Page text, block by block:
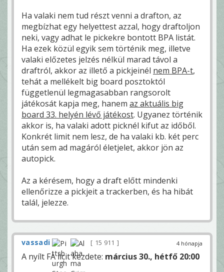
Ha valaki nem tud részt venni a drafton, az
megbízhat egy helyettest azzal, hogy draftoljon
neki, vagy adhat le pickekre bontott BPA listát.
Ha ezek közül egyik sem történik meg, illetve
valaki előzetes jelzés nélkül marad távol a
draftról, akkor az illető a pickjeinél nem BPA-t,
tehát a mellékelt big board posztoktól
függetlenül legmagasabban rangsorolt
játékosát kapja meg, hanem az aktuális big
board 33. helyén lévő játékost. Ugyanez történik
akkor is, ha valaki adott picknél kifut az időből.
Konkrét limit nem lesz, de ha valaki kb. két perc
után sem ad magáról életjelet, akkor jön az
autopick.
Az a kérésem, hogy a draft előtt mindenki
ellenőrizze a pickjeit a trackerben, és ha hibát
talál, jelezze.
4 hónapja
vassadi 15 911
A nyílt FA licit kezdete: március 30., hétfő 20:00